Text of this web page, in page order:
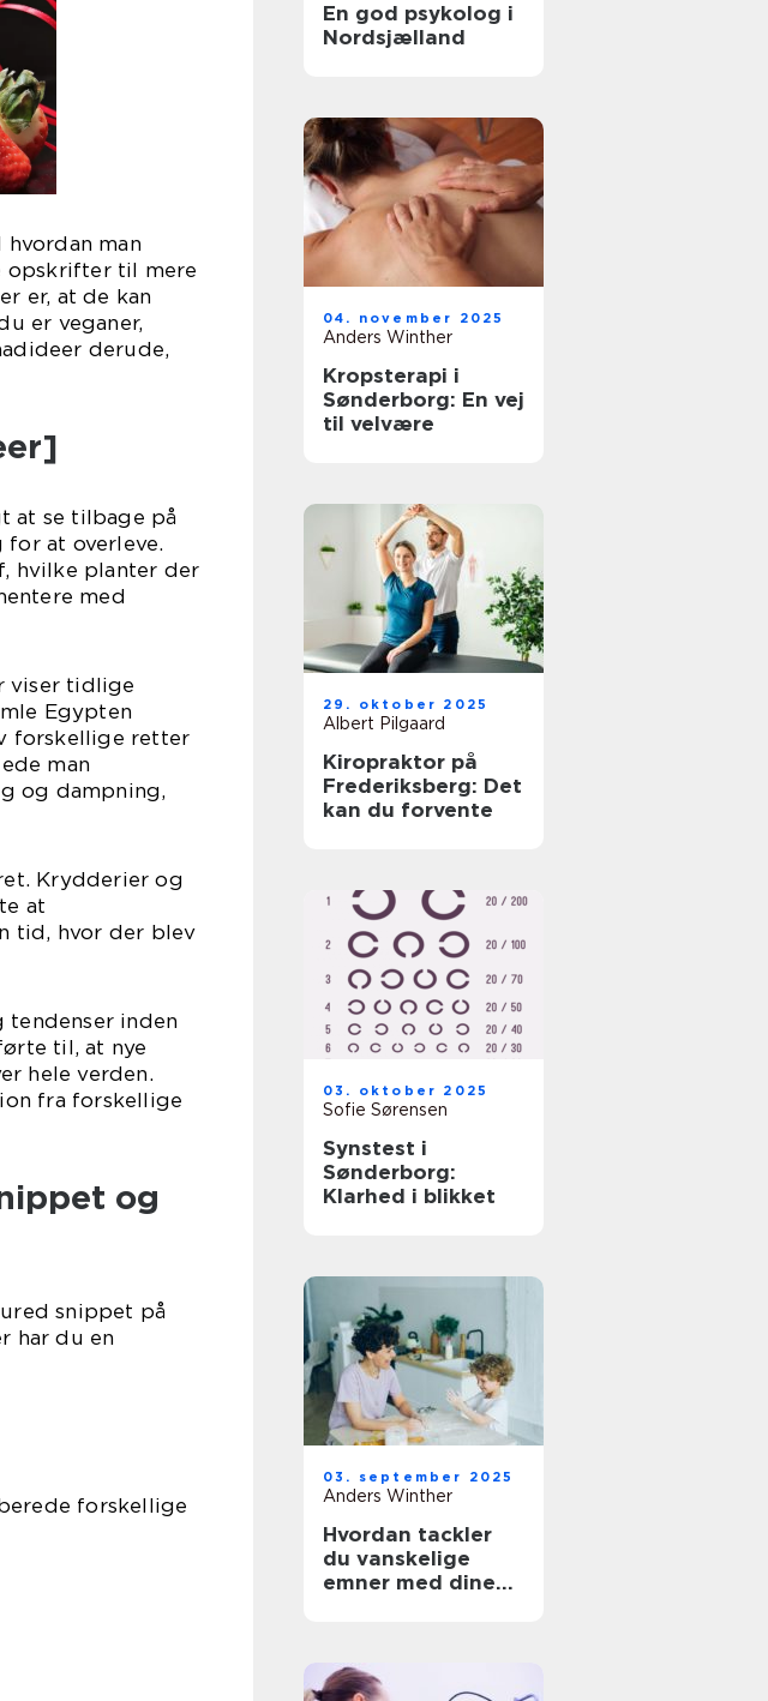
man
opskrifter til mere
er, at de kan
er veganer,
derude,
at se tilbage på
at overleve.
hvilke planter der
med
viser tidlige
Egypten
forskellige retter
man
og dampning,
Krydderier og
at
tid, hvor der blev
inden
til, at nye
hele verden.
fra forskellige
og
snippet på
har du en
forskellige
En god psykolog i
Nordsjælland
04. november 2025
Anders Winther
Kropsterapi i
Sønderborg: En vej
til velvære
29. oktober 2025
Albert Pilgaard
Kiropraktor på
Frederiksberg: Det
kan du forvente
03. oktober 2025
Sofie Sørensen
Synstest i
Sønderborg:
Klarhed i blikket
03. september 2025
Anders Winther
Hvordan tackler
du vanskelige
emner med dine